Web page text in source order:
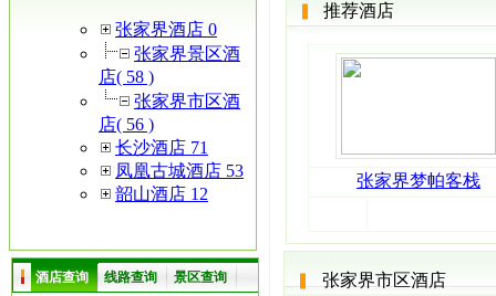
张家界酒店 0
张家界景区酒
店( 58 )
张家界市区酒
店( 56 )
长沙酒店 71
凤凰古城酒店 53
韶山酒店 12
酒店查询 线路查询 景区查询
推荐酒店
张家界梦帕客栈
张家界市区酒店